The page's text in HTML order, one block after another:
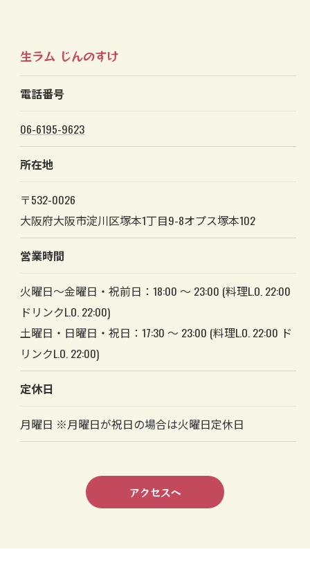
生ラム じんのすけ
電話番号
06-6195-9623
所在地
〒532-0026
大阪府大阪市淀川区塚本1丁目9-8オプス塚本102
営業時間
火曜日～金曜日・祝前日：18:00 ～ 23:00 (料理L.O. 22:00
ドリンクL.O. 22:00)
土曜日・日曜日・祝日：17:30 ～ 23:00 (料理L.O. 22:00 ド
リンクL.O. 22:00)
定休日
月曜日 ※月曜日が祝日の場合は火曜日定休日
アクセスへ